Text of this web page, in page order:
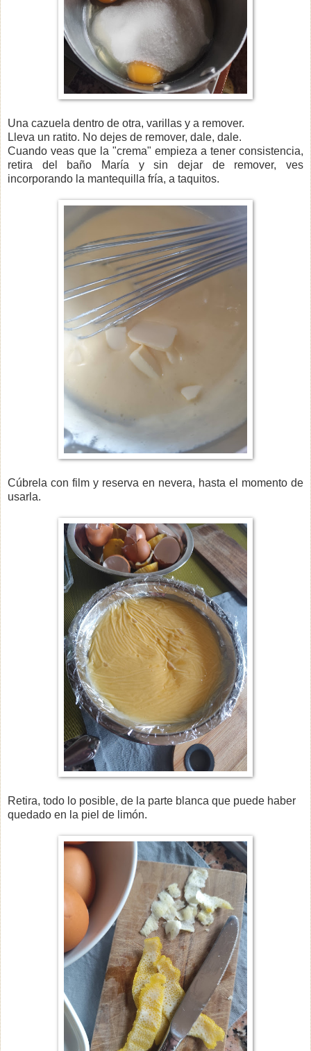
Una cazuela dentro de otra, varillas y a remover.
Lleva un ratito. No dejes de remover, dale, dale.
Cuando veas que la "crema" empieza a tener consistencia,
retira del baño María y sin dejar de remover, ves
incorporando la mantequilla fría, a taquitos.
Cúbrela con film y reserva en nevera, hasta el momento de
usarla.
Retira, todo lo posible, de la parte blanca que puede haber
quedado en la piel de limón.